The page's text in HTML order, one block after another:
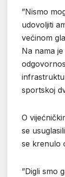
”Nismo
udovoljiti
većinom
Na nama
sportskoj
O
se
se krenulo
”Digli smo